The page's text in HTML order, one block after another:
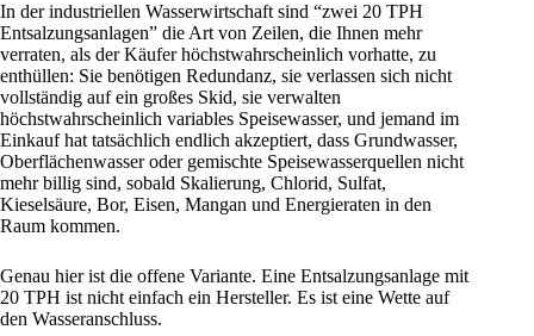
In der industriellen Wasserwirtschaft sind “zwei 20 TPH
Entsalzungsanlagen” die Art von Zeilen, die Ihnen mehr
verraten, als der Käufer höchstwahrscheinlich vorhatte, zu
enthüllen: Sie benötigen Redundanz, sie verlassen sich nicht
vollständig auf ein großes Skid, sie verwalten
höchstwahrscheinlich variables Speisewasser, und jemand im
Einkauf hat tatsächlich endlich akzeptiert, dass Grundwasser,
Oberflächenwasser oder gemischte Speisewasserquellen nicht
mehr billig sind, sobald Skalierung, Chlorid, Sulfat,
Kieselsäure, Bor, Eisen, Mangan und Energieraten in den
Raum kommen.
Genau hier ist die offene Variante. Eine Entsalzungsanlage mit
20 TPH ist nicht einfach ein Hersteller. Es ist eine Wette auf
den Wasseranschluss.